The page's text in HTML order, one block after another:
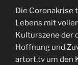
Die Coronakrise
Lebens mit
Kulturszene der
Hoffnung und
artort.tv um den